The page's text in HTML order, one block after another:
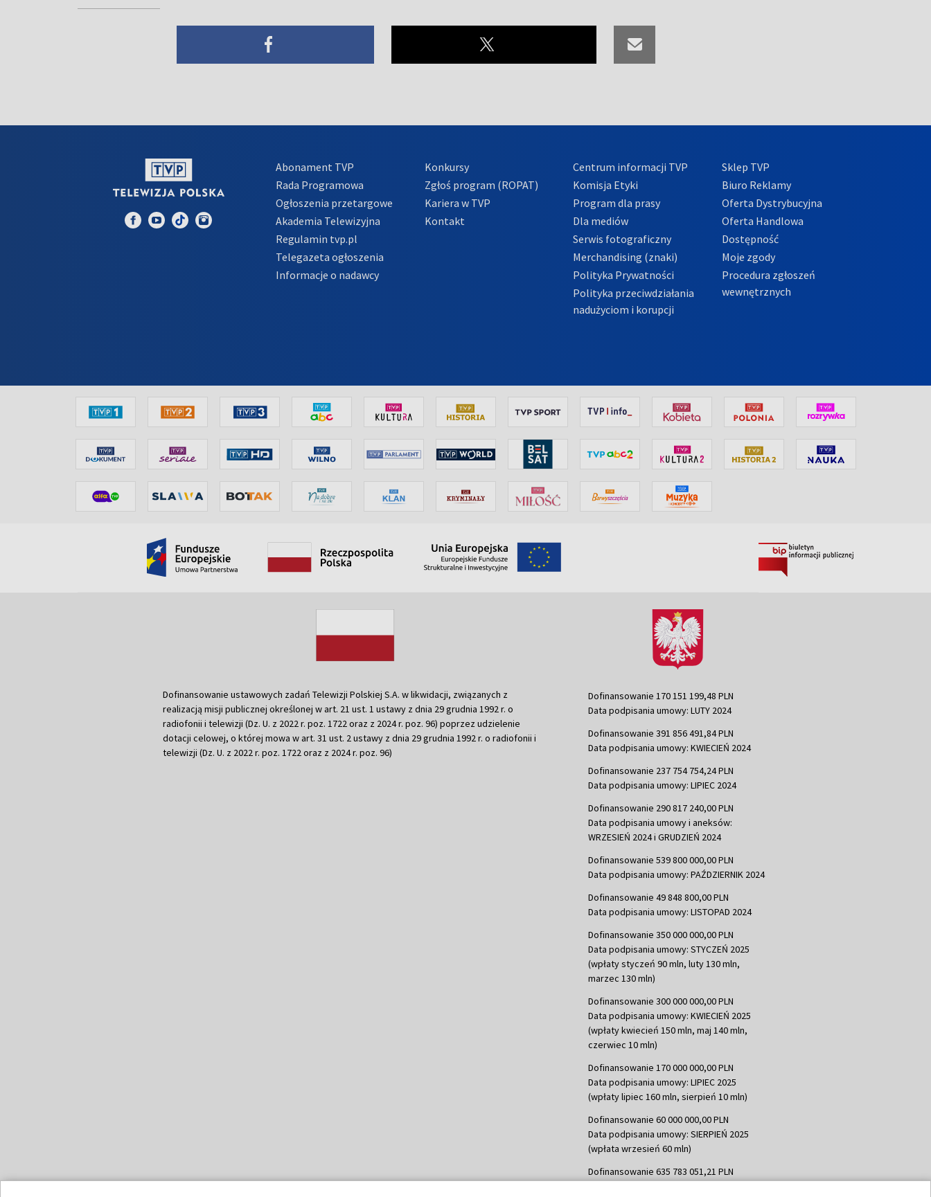
Abonament TVP
Rada Programowa
Ogłoszenia przetargowe
Akademia Telewizyjna
Regulamin tvp.pl
Telegazeta ogłoszenia
Informacje o nadawcy
Konkursy
Zgłoś program (ROPAT)
Kariera w TVP
Kontakt
Centrum informacji TVP
Komisja Etyki
Program dla prasy
Dla mediów
Serwis fotograficzny
Merchandising (znaki)
Polityka Prywatności
Polityka przeciwdziałania
nadużyciom i korupcji
Sklep TVP
Biuro Reklamy
Oferta Dystrybucyjna
Oferta Handlowa
Dostępność
Moje zgody
Procedura zgłoszeń
wewnętrznych
Dofinansowanie ustawowych zadań Telewizji Polskiej S.A. w likwidacji, związanych z
realizacją misji publicznej określonej w art. 21 ust. 1 ustawy z dnia 29 grudnia 1992 r. o
radiofonii i telewizji (Dz. U. z 2022 r. poz. 1722 oraz z 2024 r. poz. 96) poprzez udzielenie
dotacji celowej, o której mowa w art. 31 ust. 2 ustawy z dnia 29 grudnia 1992 r. o radiofonii i
telewizji (Dz. U. z 2022 r. poz. 1722 oraz z 2024 r. poz. 96)
Dofinansowanie 170 151 199,48 PLN
Data podpisania umowy: LUTY 2024
Dofinansowanie 391 856 491,84 PLN
Data podpisania umowy: KWIECIEŃ 2024
Dofinansowanie 237 754 754,24 PLN
Data podpisania umowy: LIPIEC 2024
Dofinansowanie 290 817 240,00 PLN
Data podpisania umowy i aneksów:
WRZESIEŃ 2024 i GRUDZIEŃ 2024
Dofinansowanie 539 800 000,00 PLN
Data podpisania umowy: PAŹDZIERNIK 2024
Dofinansowanie 49 848 800,00 PLN
Data podpisania umowy: LISTOPAD 2024
Dofinansowanie 350 000 000,00 PLN
Data podpisania umowy: STYCZEŃ 2025
(wpłaty styczeń 90 mln, luty 130 mln,
marzec 130 mln)
Dofinansowanie 300 000 000,00 PLN
Data podpisania umowy: KWIECIEŃ 2025
(wpłaty kwiecień 150 mln, maj 140 mln,
czerwiec 10 mln)
Dofinansowanie 170 000 000,00 PLN
Data podpisania umowy: LIPIEC 2025
(wpłaty lipiec 160 mln, sierpień 10 mln)
Dofinansowanie 60 000 000,00 PLN
Data podpisania umowy: SIERPIEŃ 2025
(wpłata wrzesień 60 mln)
Dofinansowanie 635 783 051,21 PLN